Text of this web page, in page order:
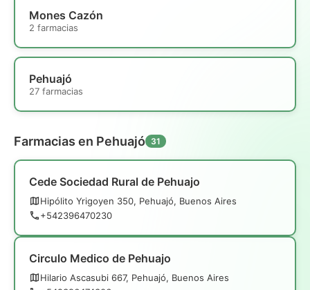
Mones Cazón
2 farmacias
Pehuajó
27 farmacias
Farmacias en Pehuajó 31
Cede Sociedad Rural de Pehuajo
Hipólito Yrigoyen 350, Pehuajó, Buenos Aires
+542396470230
Circulo Medico de Pehuajo
Hilario Ascasubi 667, Pehuajó, Buenos Aires